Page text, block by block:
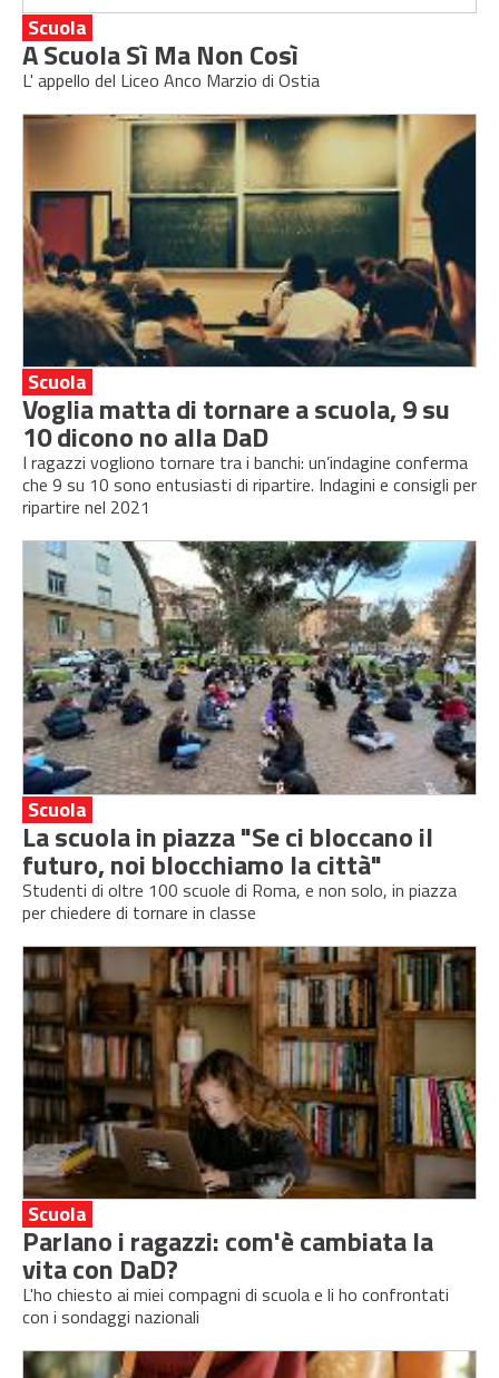
Scuola
A Scuola Sì Ma Non Così
L' appello del Liceo Anco Marzio di Ostia
Scuola
Voglia matta di tornare a scuola, 9 su
10 dicono no alla DaD
I ragazzi vogliono tornare tra i banchi: un’indagine conferma
che 9 su 10 sono entusiasti di ripartire. Indagini e consigli per
ripartire nel 2021
Scuola
La scuola in piazza "Se ci bloccano il
futuro, noi blocchiamo la città"
Studenti di oltre 100 scuole di Roma, e non solo, in piazza
per chiedere di tornare in classe
Scuola
Parlano i ragazzi: com'è cambiata la
vita con DaD?
L'ho chiesto ai miei compagni di scuola e li ho confrontati
con i sondaggi nazionali